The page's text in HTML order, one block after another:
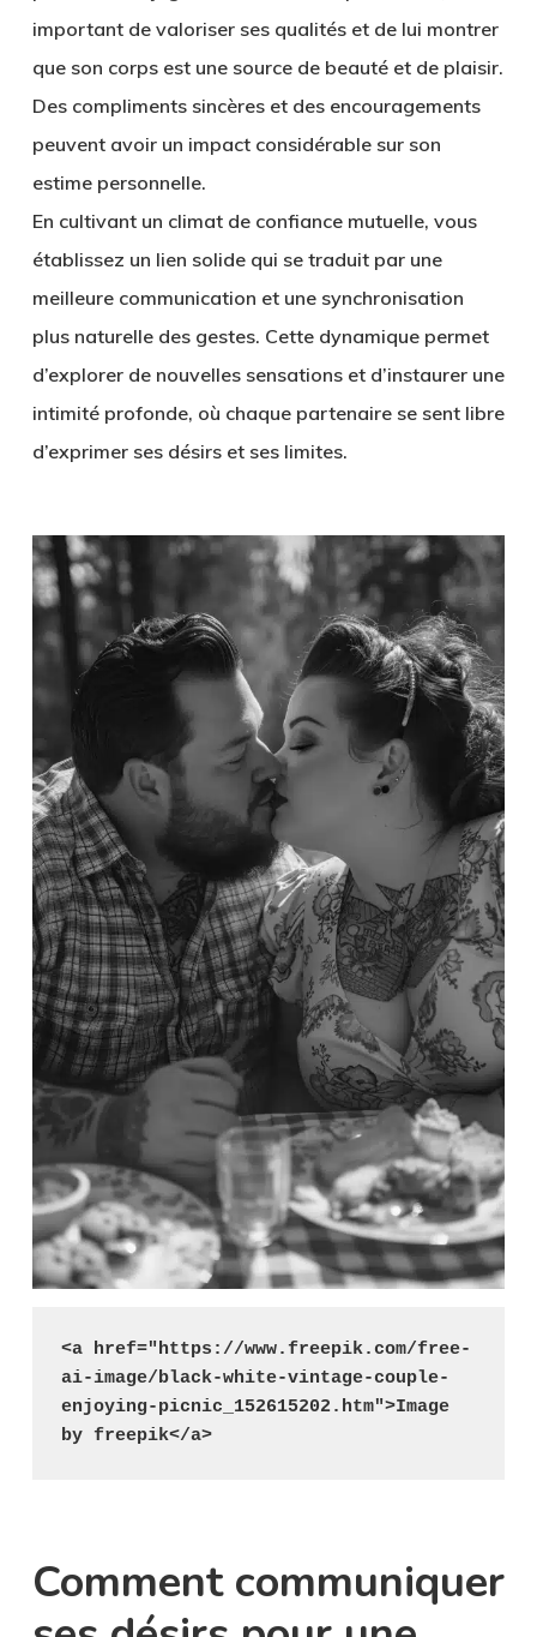
important de valoriser ses qualités et de lui montrer
que son corps est une source de beauté et de plaisir.
Des compliments sincères et des encouragements
peuvent avoir un impact considérable sur son
estime personnelle.
En cultivant un climat de confiance mutuelle, vous
établissez un lien solide qui se traduit par une
meilleure communication et une synchronisation
plus naturelle des gestes. Cette dynamique permet
d’explorer de nouvelles sensations et d’instaurer une
intimité profonde, où chaque partenaire se sent libre
d’exprimer ses désirs et ses limites.
<a href="https://www.freepik.com/free-
ai-image/black-white-vintage-couple-
enjoying-picnic_152615202.htm">Image
by freepik</a>
Comment communiquer